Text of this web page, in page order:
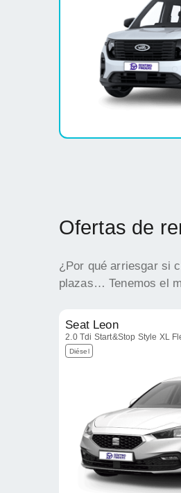
Ofertas de
¿Por qué arriesgar si
plazas… Tenemos el
Seat Leon
2.0 Tdi Start&Stop Style XL
Diésel